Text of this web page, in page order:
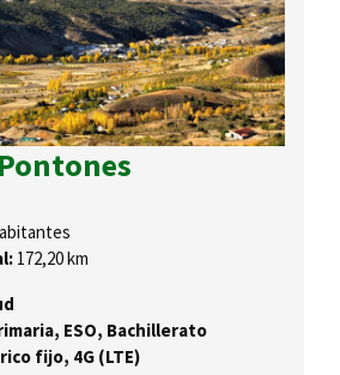
172,20 km
ESO, Bachillerato
fijo, 4G (LTE)